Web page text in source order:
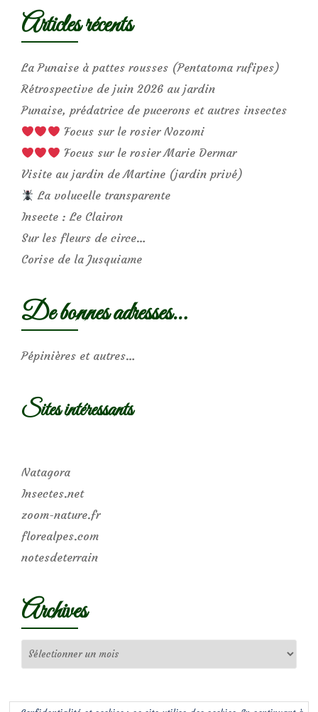
Articles récents
La Punaise à pattes rousses (Pentatoma rufipes)
Rétrospective de juin 2026 au jardin
Punaise, prédatrice de pucerons et autres insectes
Focus sur le rosier Nozomi
Focus sur le rosier Marie Dermar
Visite au jardin de Martine (jardin privé)
La volucelle transparente
Insecte : Le Clairon
Sur les fleurs de circe…
Corise de la Jusquiame
De bonnes adresses…
Pépinières et autres…
Sites intéressants
Natagora
Insectes.net
zoom-nature.fr
florealpes.com
notesdeterrain
Archives